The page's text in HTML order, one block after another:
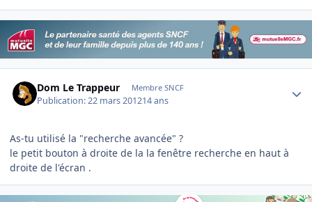
Dom Le Trappeur Membre SNCF
Publication:22 mars 201214 ans
As-tu utilisé la "recherche avancée" ?
le petit bouton à droite de la la fenêtre recherche en haut à
droite de l'écran .